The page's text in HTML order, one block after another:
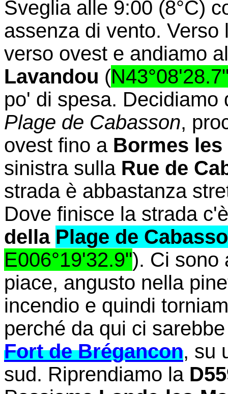
Sveglia alle 9:00 (8°C)
assenza di vento.
verso ovest e andiamo
Lavandou (
po' di spesa. Decidiamo
Plage de Cabasson,
ovest fino a Bormes
sinistra sulla Rue de
strada è abbastanza
Dove finisce la strada
della Plage de
E006°19'32.9"). Ci sono
piace, angusto nella
incendio e quindi
perché da qui ci
Fort de Brégancon, su
sud. Riprendiamo la